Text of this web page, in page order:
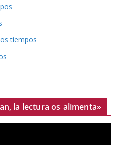
tiempos
la lectura os alimenta»